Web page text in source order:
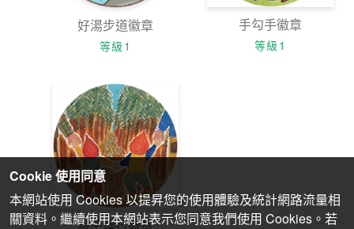
好湯步道徽章
等級1
手勾手徽章
等級1
親子健行徽章
Cookie 使用同意
本網站使用 Cookies 以提昇您的使用體驗及統計網路流量相
關資料。繼續使用本網站表示您同意我們使用 Cookies。若